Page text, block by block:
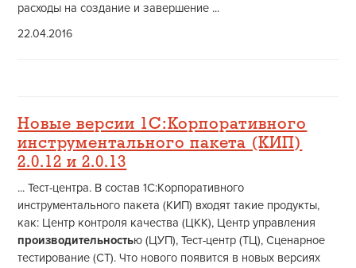
расходы на создание и завершение ...
22.04.2016
Новые версии 1С:Корпоративного
инструментального пакета (КИП)
2.0.12 и 2.0.13
... Тест-центра. В состав 1С:Корпоративного
инструментального пакета (КИП) входят такие продукты,
как: Центр контроля качества (ЦКК), Центр управления
производительностью (ЦУП), Тест-центр (ТЦ), Сценарное
тестирование (СТ). Что нового появится в новых версиях